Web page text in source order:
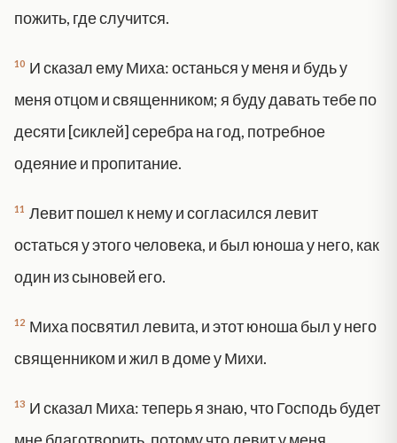
пожить, где случится.
10 И сказал ему Миха: останься у меня и будь у
меня отцом и священником; я буду давать тебе по
десяти [сиклей] серебра на год, потребное
одеяние и пропитание.
11 Левит пошел к нему и согласился левит
остаться у этого человека, и был юноша у него, как
один из сыновей его.
12 Миха посвятил левита, и этот юноша был у него
священником и жил в доме у Михи.
13 И сказал Миха: теперь я знаю, что Господь будет
мне благотворить, потому что левит у меня